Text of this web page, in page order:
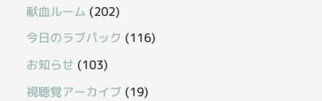
献血ルーム (202)
今日のラブパック (116)
お知らせ (103)
視聴覚アーカイブ (19)